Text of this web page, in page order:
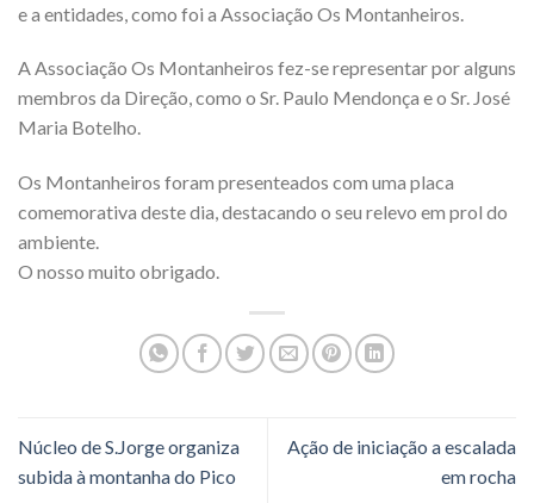
e a entidades, como foi a Associação Os Montanheiros.
A Associação Os Montanheiros fez-se representar por alguns
membros da Direção, como o Sr. Paulo Mendonça e o Sr. José
Maria Botelho.
Os Montanheiros foram presenteados com uma placa
comemorativa deste dia, destacando o seu relevo em prol do
ambiente.
O nosso muito obrigado.
Núcleo de S.Jorge organiza
subida à montanha do Pico
Ação de iniciação a escalada
em rocha